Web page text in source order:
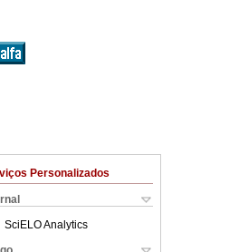
Personalizados
SciELO Analytics